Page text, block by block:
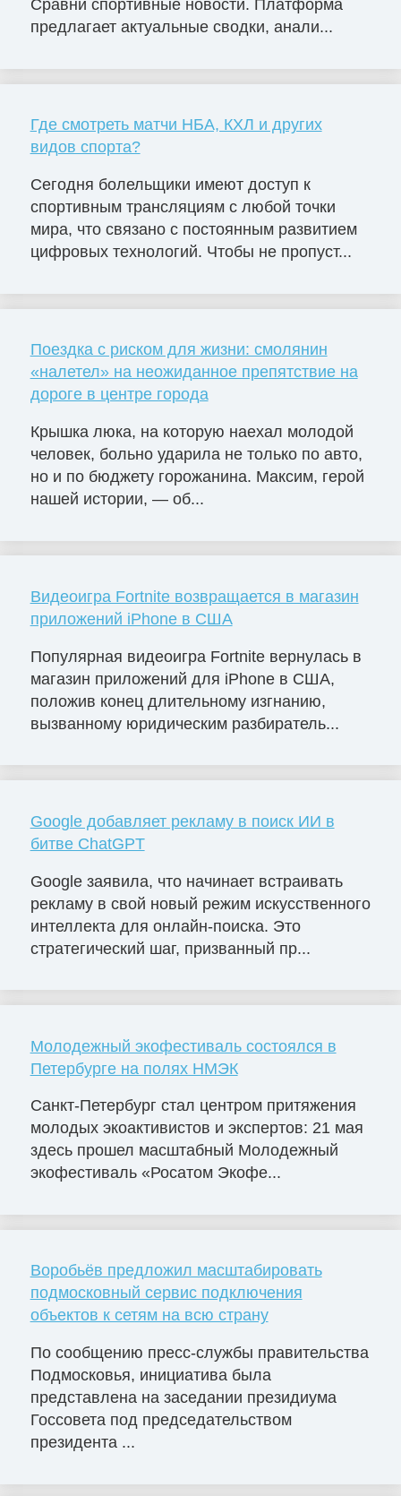
Сравни спортивные новости. Платформа
предлагает актуальные сводки, анали...
Где смотреть матчи НБА, КХЛ и других
видов спорта?
Сегодня болельщики имеют доступ к
спортивным трансляциям с любой точки
мира, что связано с постоянным развитием
цифровых технологий. Чтобы не пропуст...
Поездка с риском для жизни: смолянин
«налетел» на неожиданное препятствие на
дороге в центре города
Крышка люка, на которую наехал молодой
человек, больно ударила не только по авто,
но и по бюджету горожанина. Максим, герой
нашей истории, — об...
Видеоигра Fortnite возвращается в магазин
приложений iPhone в США
Популярная видеоигра Fortnite вернулась в
магазин приложений для iPhone в США,
положив конец длительному изгнанию,
вызванному юридическим разбиратель...
Google добавляет рекламу в поиск ИИ в
битве ChatGPT
Google заявила, что начинает встраивать
рекламу в свой новый режим искусственного
интеллекта для онлайн-поиска. Это
стратегический шаг, призванный пр...
Молодежный экофестиваль состоялся в
Петербурге на полях НМЭК
Санкт-Петербург стал центром притяжения
молодых экоактивистов и экспертов: 21 мая
здесь прошел масштабный Молодежный
экофестиваль «Росатом Экофе...
Воробьёв предложил масштабировать
подмосковный сервис подключения
объектов к сетям на всю страну
По сообщению пресс-службы правительства
Подмосковья, инициатива была
представлена на заседании президиума
Госсовета под председательством
президента ...